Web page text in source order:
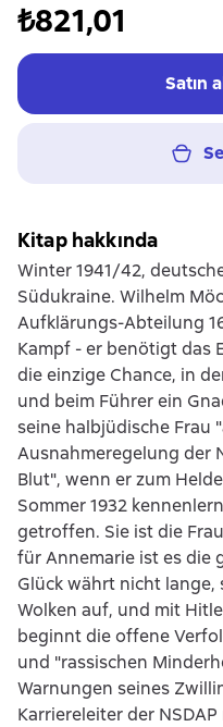
₺821,01
Satın
Kitap hakkında
Winter 1941/42,
Südukraine. Wilhelm
Aufklärungs-Abteilung
Kampf - er benötigt das
die einzige Chance, in
und beim Führer ein
seine halbjüdische Frau
Ausnahmeregelung der
Blut", wenn er zum
Sommer 1932
getroffen. Sie ist die
für Annemarie ist es die
Glück währt nicht
Wolken auf, und mit
beginnt die offene
und "rassischen
Warnungen seines
Karriereleiter der